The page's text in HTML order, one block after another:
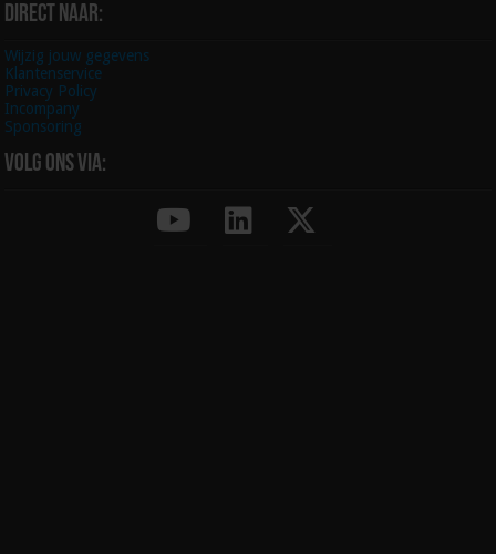
Direct naar:
Wijzig jouw gegevens
Klantenservice
Privacy Policy
Incompany
Sponsoring
Volg ons via: